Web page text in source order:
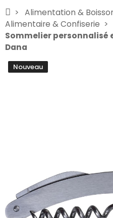
Alimentation &
Alimentaire & Confiserie
Sommelier personnalisé
Dana
Nouveau